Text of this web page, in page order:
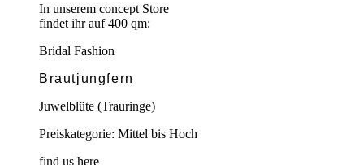
In unserem concept Store
findet ihr auf 400 qm:
Bridal Fashion
Brautjungfern
Juwelblüte (Trauringe)
Preiskategorie: Mittel bis Hoch
find us here